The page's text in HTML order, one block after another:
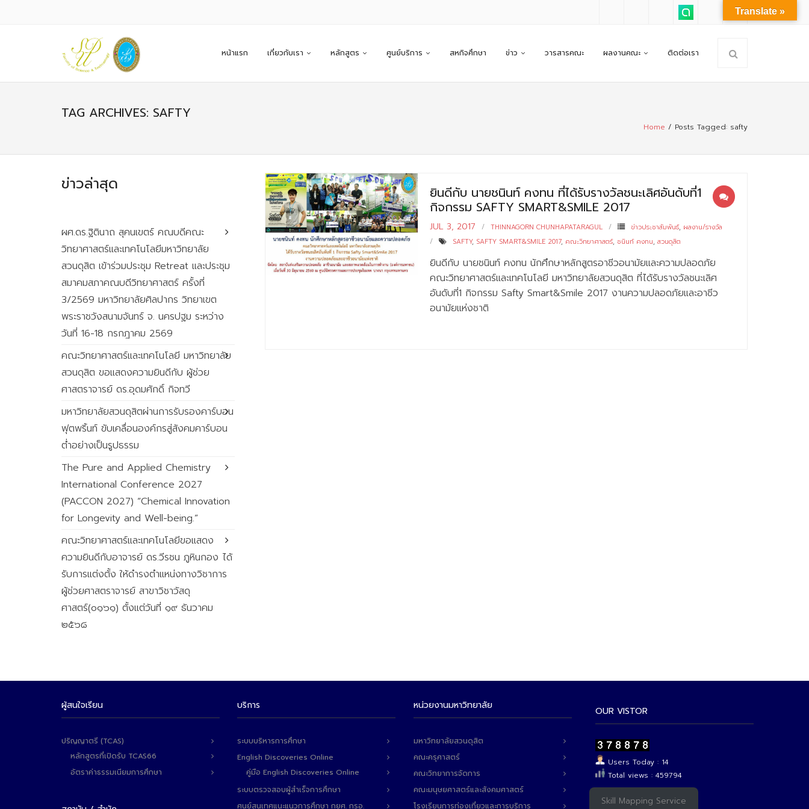
หน้าแรก เกี่ยวกับเรา หลักสูตร ศูนย์บริการ สหกิจศึกษา ข่าว วารสารคณะ ผลงานคณะ ติดต่อเรา
TAG ARCHIVES: SAFTY
Home / Posts Tagged: safty
ยินดีกับ นายชนินท์ คงทน ที่ได้รับรางวัลชนะเลิศอันดับที่1
กิจกรรม SAFTY SMART&SMILE 2017
JUL 3, 2017 THINNAGORN CHUNHAPATARAGUL ข่าวประชาสัมพันธ์, ผลงาน/รางวัล
SAFTY, SAFTY SMART&SMILE 2017, คณะวิทยาศาสตร์, ชนินท์ คงทน,สวนดุสิต
ยินดีกับ นายชนินท์ คงทน นักศึกษาหลักสูตรอาชีวอนามัยและความปลอดภัย
คณะวิทยาศาสตร์และเทคโนโลยี มหาวิทยาลัยสวนดุสิต ที่ได้รับรางวัลชนะเลิศ
อันดับที่1 กิจกรรม Safty Smart&Smile 2017 งานความปลอดภัยและอาชีว
อนามัยแห่งชาติ
ข่าวล่าสุด
ผศ.ดร.ฐิตินาถ สุคนเขตร์ คณบดีคณะ
วิทยาศาสตร์และเทคโนโลยีมหาวิทยาลัย
สวนดุสิต เข้าร่วมประชุม Retreat และประชุม
สมาคมสภาคณบดีวิทยาศาสตร์ ครั้งที่
3/2569 มหาวิทยาลัยศิลปากร วิทยาเขต
พระราชวังสนามจันทร์ จ. นครปฐม ระหว่าง
วันที่ 16-18 กรกฎาคม 2569
คณะวิทยาศาสตร์และเทคโนโลยี มหาวิทยาลัย
สวนดุสิต ขอแสดงความยินดีกับ ผู้ช่วย
ศาสตราจารย์ ดร.อุดมศักดิ์ กิจทวี
มหาวิทยาลัยสวนดุสิตผ่านการรับรองคาร์บอน
ฟุตพริ้นท์ ขับเคลื่อนองค์กรสู่สังคมคาร์บอน
ต่ำอย่างเป็นรูปธรรม
The Pure and Applied Chemistry
International Conference 2027
(PACCON 2027) “Chemical Innovation
for Longevity and Well-being.”
คณะวิทยาศาสตร์และเทคโนโลยีขอแสดง
ความยินดีกับอาจารย์ ดร.วีรชน ภูหินกอง ได้
รับการแต่งตั้ง ให้ดำรงตำแหน่งทางวิชาการ
ผู้ช่วยศาสตราจารย์ สาขาวิชาวัสดุ
ศาสตร์(๐๑๖๑) ตั้งแต่วันที่ ๑๙ ธันวาคม
๒๕๖๘
ผู้สนใจเรียน
ปริญญาตรี (TCAS)
หลักสูตรที่เปิดรับ TCAS66
อัตราค่าธรรมเนียมการศึกษา
บริการ
ระบบบริหารการศึกษา
English Discoveries Online
คู่มือ English Discoveries Online
ระบบตรวจสอบผู้สำเร็จการศึกษา
ศูนย์สนเทศแนะแนวการศึกษา กยศ. กรอ.
หน่วยงานมหาวิทยาลัย
มหาวิทยาลัยสวนดุสิต
คณะครุศาสตร์
คณะวิทยาการจัดการ
คณะมนุษยศาสตร์และสังคมศาสตร์
โรงเรียนการท่องเที่ยวและการบริการ
OUR VISTOR
Users Today : 14
Total views : 459794
Skill Mapping Service
Translate »